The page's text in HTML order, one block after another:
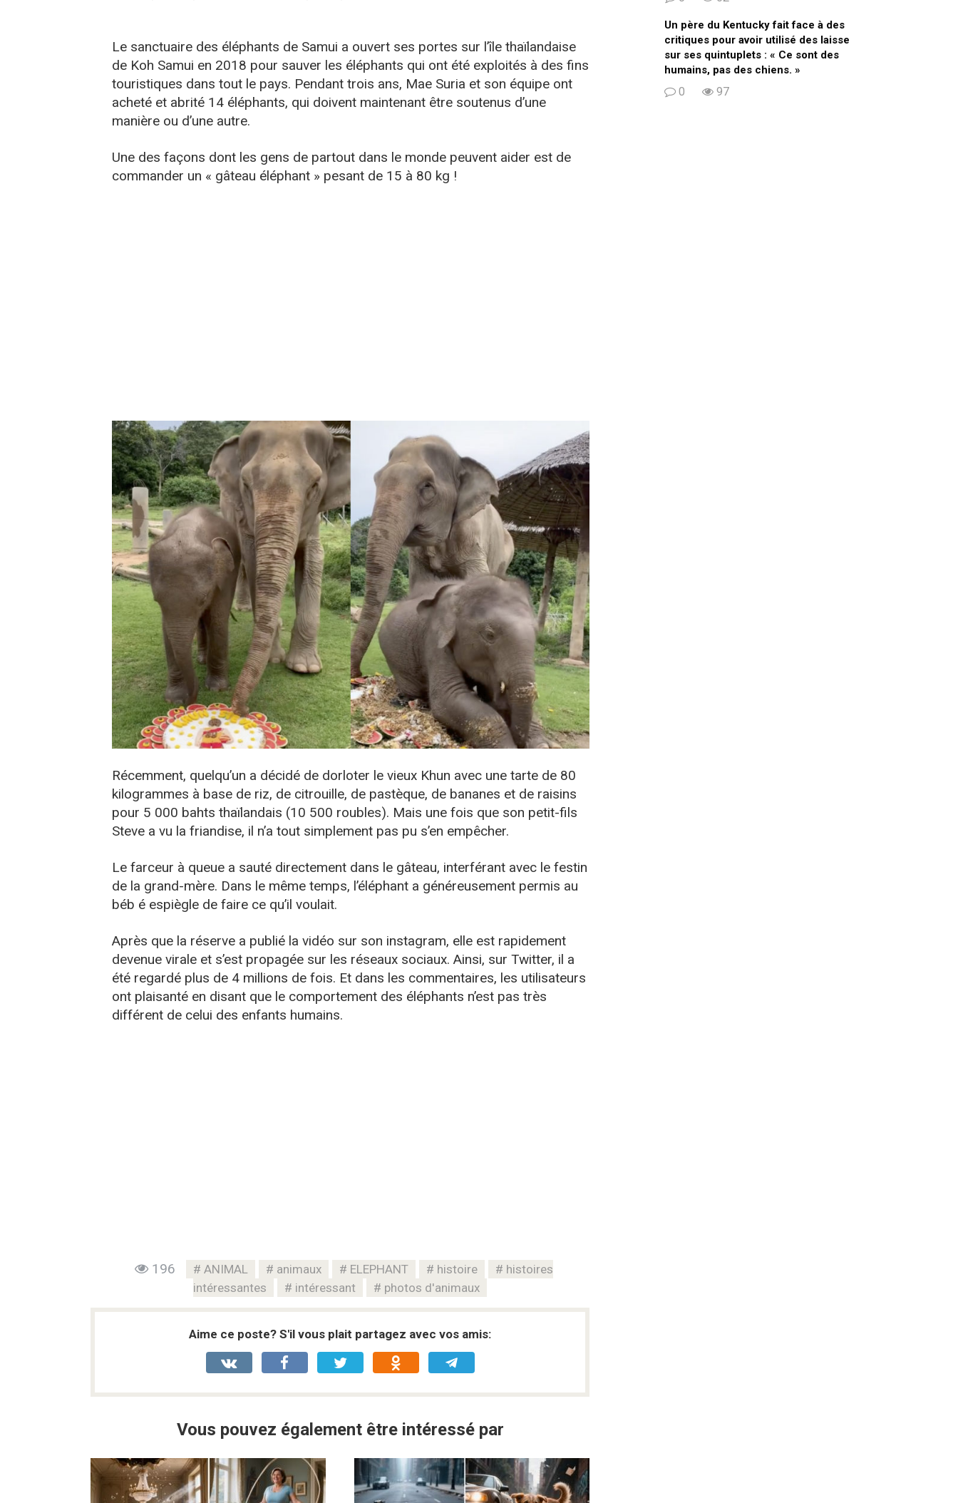
Le sanctuaire des éléphants de Samui a ouvert ses portes sur l’île thaïlandaise
de Koh Samui en 2018 pour sauver les éléphants qui ont été exploités à des fins
touristiques dans tout le pays. Pendant trois ans, Mae Suria et son équipe ont
acheté et abrité 14 éléphants, qui doivent maintenant être soutenus d’une
manière ou d’une autre.
Une des façons dont les gens de partout dans le monde peuvent aider est de
commander un « gâteau éléphant » pesant de 15 à 80 kg !
Récemment, quelqu’un a décidé de dorloter le vieux Khun avec une tarte de 80
kilogrammes à base de riz, de citrouille, de pastèque, de bananes et de raisins
pour 5 000 bahts thaïlandais (10 500 roubles). Mais une fois que son petit-fils
Steve a vu la friandise, il n’a tout simplement pas pu s’en empêcher.
Le farceur à queue a sauté directement dans le gâteau, interférant avec le festin
de la grand-mère. Dans le même temps, l’éléphant a généreusement permis au
béb é espiègle de faire ce qu’il voulait.
Après que la réserve a publié la vidéo sur son instagram, elle est rapidement
devenue virale et s’est propagée sur les réseaux sociaux. Ainsi, sur Twitter, il a
été regardé plus de 4 millions de fois. Et dans les commentaires, les utilisateurs
ont plaisanté en disant que le comportement des éléphants n’est pas très
différent de celui des enfants humains.
196 ANIMAL animaux ELEPHANT histoire
histoires
intéressantes
intéressant photos d'animaux
Aime ce poste? S'il vous plait partagez avec vos amis:
Vous pouvez également être intéressé par
Un père du Kentucky fait face à des
critiques pour avoir utilisé des laisse
sur ses quintuplets : « Ce sont des
humains, pas des chiens. »
0 97